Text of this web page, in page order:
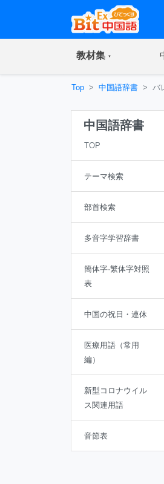
教材集(current)
Top 中国語辞書 バ
中国語辞書
TOP
テーマ検索
部首検索
多音字学習辞書
簡体字·繁体字対照
表
中国の祝日・連休
医療用語（常用
編）
新型コロナウイル
ス関連用語
音節表